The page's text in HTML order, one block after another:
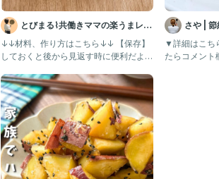
とびまる⌇共働きママの楽うまレシ
ピ
↓↓材料、作り方はこちら↓↓ 【保存】
しておくと後から見返す時に便利だよ！
さや |
▼詳細はこちら▼ 美味しそう
たらコメント